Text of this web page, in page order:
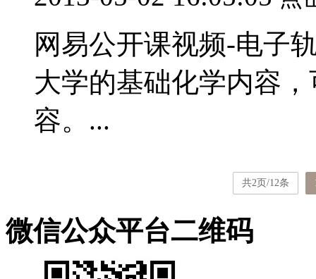
网易公开课视频-电子
大学的基础化学内容
容。...
共2页/12条
微信公众平台二维码